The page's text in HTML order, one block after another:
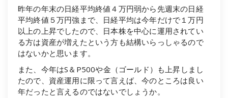
昨年の年末の日経平均終値４万円弱から先週末の日経
平均終値５万円強まで、日経平均は今年だけで１万円
以上の上昇でしたので、日本株を中心に運用されてい
る方は資産が増えたという方も結構いらっしゃるので
はないかと思います。
また、今年はS＆P500や金（ゴールド）も上昇しまし
たので、資産運用に限って言えば、今のところは良い
年だったと言えるのではないでしょうか。